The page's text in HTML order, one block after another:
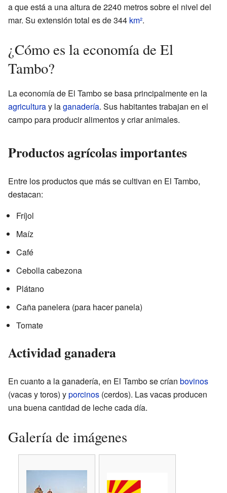
a que está a una altura de 2240 metros sobre el nivel del
mar. Su extensión total es de 344 km².
¿Cómo es la economía de El
Tambo?
La economía de El Tambo se basa principalmente en la
agriculturay laganadería. Sus habitantes trabajan en el
campo para producir alimentos y criar animales.
Productos agrícolas importantes
Entre los productos que más se cultivan en El Tambo,
destacan:
Fríjol
Maíz
Café
Cebolla cabezona
Plátano
Caña panelera (para hacer panela)
Tomate
Actividad ganadera
En cuanto a la ganadería, en El Tambo se crían bovinos
(vacas y toros) yporcinos (cerdos). Las vacas producen
una buena cantidad de leche cada día.
Galería de imágenes